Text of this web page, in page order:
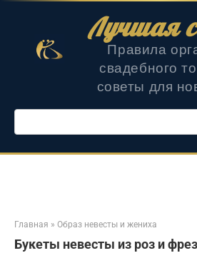
Лучшая
Правила
свадебного
советы для
Поиск:
Главная » Образ невесты и жениха
Букеты невесты из роз и